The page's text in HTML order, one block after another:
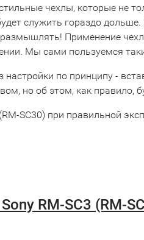
чехлы, которые не
служить гораздо
Применение
Мы сами пользуемся
настройки по принципу -
но об этом, как правило,
SC30) при правильной
RM-SC3 (RM-